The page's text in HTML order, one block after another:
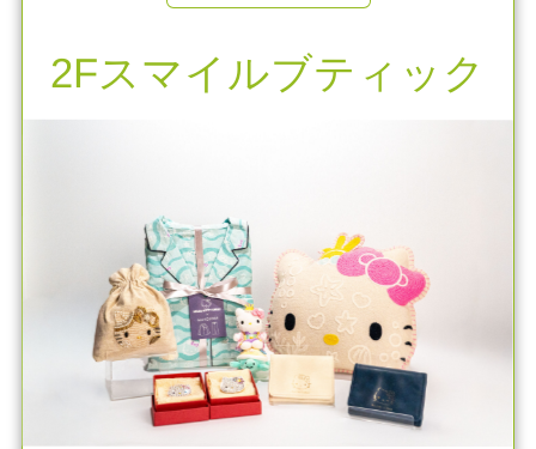
2Fスマイルブティック